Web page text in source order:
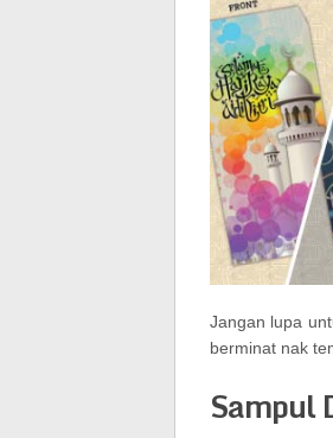
Jangan lupa
berminat nak
Sampul